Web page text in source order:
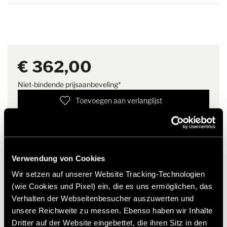
Verwendung von Cookies
Wir setzen auf unserer Website Tracking-Technologien
(wie Cookies und Pixel) ein, die es uns ermöglichen, das
Verhalten der Webseitenbesucher auszuwerten und
unsere Reichweite zu messen. Ebenso haben wir Inhalte
Dritter auf der Website eingebettet, die ihren Sitz in den
€ 362,00
Niet-bindende prijsaanbeveling*
Toevoegen aan verlanglijst
* Originele Hymer accessoires zijn niet vanuit de fabriek
leverbaar, maar kunnen uitsluitend via uw handelspartner
worden besteld en gemonteerd. Afbeeldingen zijn onder
voorbehoud van wijzigingen.